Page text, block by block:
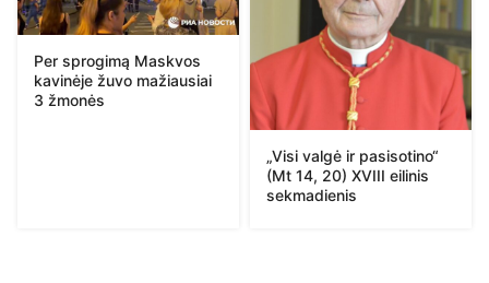
Per sprogimą Maskvos
kavinėje žuvo mažiausiai
3 žmonės
„Visi valgė ir pasisotino“
(Mt 14, 20) XVIII eilinis
sekmadienis